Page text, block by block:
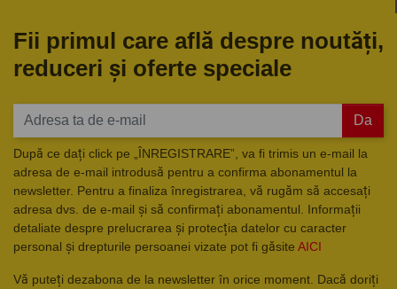
Fii primul care află despre noutăți,
reduceri și oferte speciale
Da
După ce dați click pe „ÎNREGISTRARE”, va fi trimis un e-mail la
adresa de e-mail introdusă pentru a confirma abonamentul la
newsletter. Pentru a finaliza înregistrarea, vă rugăm să accesați
adresa dvs. de e-mail și să confirmați abonamentul. Informații
detaliate despre prelucrarea și protecția datelor cu caracter
personal și drepturile persoanei vizate pot fi găsite AICI
Vă puteți dezabona de la newsletter în orice moment. Dacă doriți